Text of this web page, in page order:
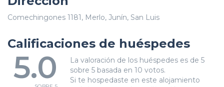
Comechingones 1181, Merlo, Junín, San Luis
Calificaciones de huéspedes
5.0
La valoración de los huéspedes es de 5
sobre 5 basada en 10 votos.
Si te hospedaste en este alojamiento